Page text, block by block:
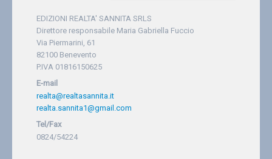
EDIZIONI REALTA' SANNITA SRLS
Direttore responsabile Maria Gabriella Fuccio
Via Piermarini, 61
82100 Benevento
P.IVA 01816150625
E-mail
realta@realtasannita.it
realta.sannita1@gmail.com
Tel/Fax
0824/54224